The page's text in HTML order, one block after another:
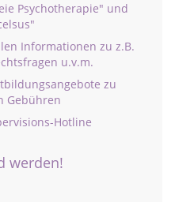
Psychotherapie" und
Informationen zu z.B.
u.v.m.
zu
Gebühren
Hotline
werden!